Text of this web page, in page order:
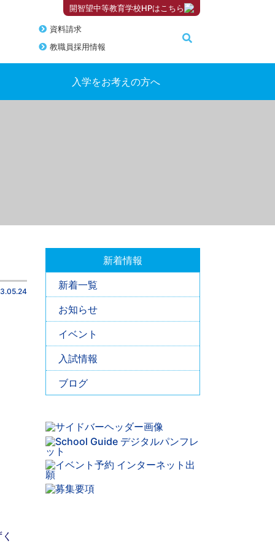
開智望中等教育学校HPはこちら
資料請求
教職員採用情報
入学をお考えの方へ
新着情報
新着一覧
お知らせ
イベント
入試情報
ブログ